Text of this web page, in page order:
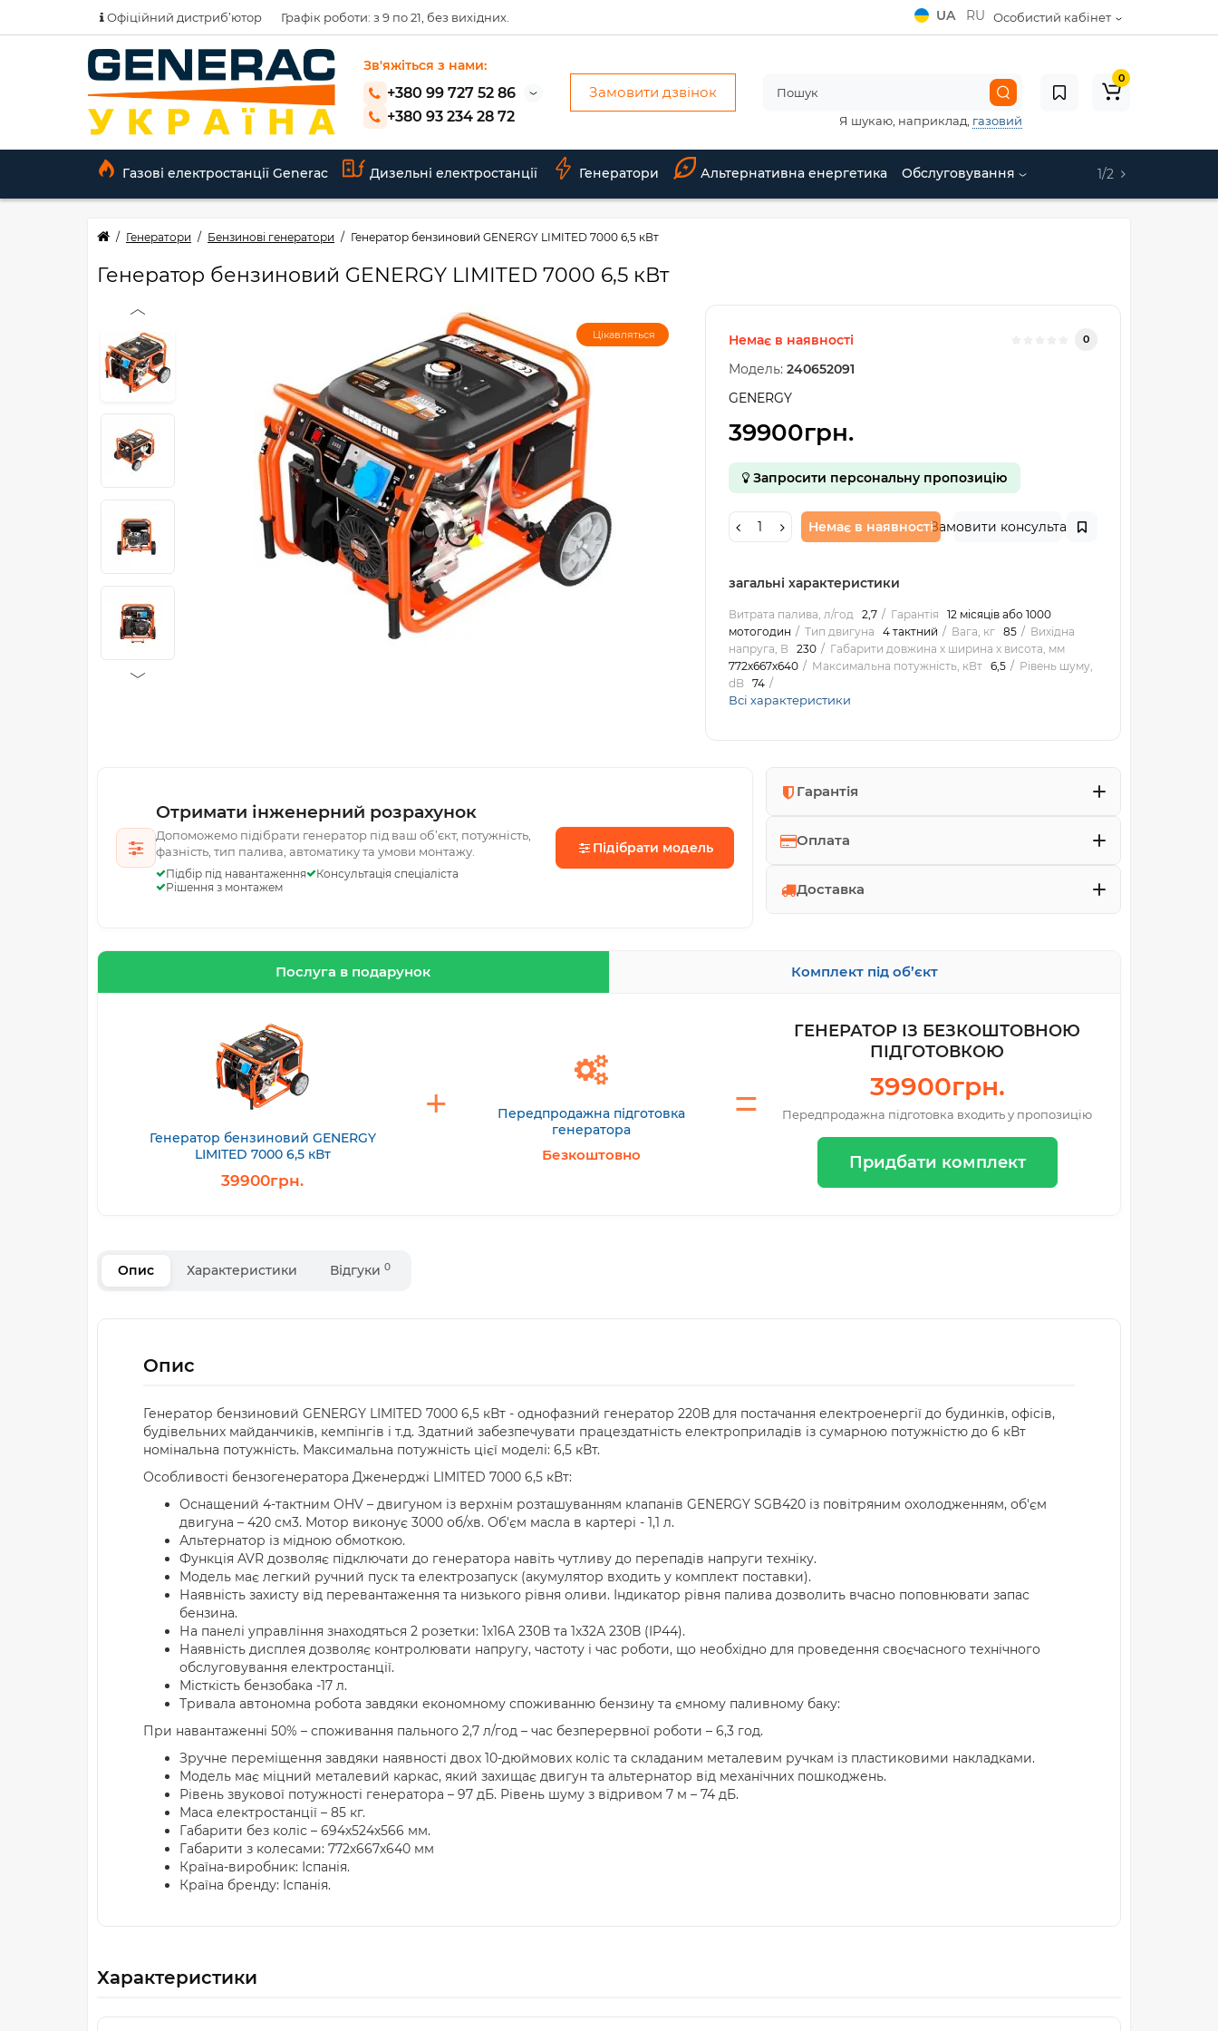
Офіційний дистриб’ютор Графік роботи: з 9 по 21, без вихідних. Особистий кабінет
UA RU
Зв'яжіться з нами:
+380 99 727 52 86
+380 93 234 28 72
Замовити дзвінок
Я шукаю, наприклад, газовий
0
Газові електростанції Generac Дизельні електростанції Генератори Альтернативна енергетика Обслуговування 1/2
Генератори Бензинові генератори Генератор бензиновий GENERGY LIMITED 7000 6,5 кВт
Генератор бензиновий GENERGY LIMITED 7000 6,5 кВт
Цікавляться Немає в наявності 0
Модель: 240652091
GENERGY
39900грн.
Запросити персональну пропозицію
Немає в наявностіЗамовити консультацію
загальні характеристики
Витрата палива, л/год 2,7 Гарантія
12 місяців або 1000
мотогодин
Тип двигуна 4 тактний Вага, кг 85
Вихідна
напруга, В
230
Габарити довжина х ширина х висота, мм
772х667х640
Максимальна потужність, кВт 6,5
Рівень шуму,
dB
74
Всі характеристики
Отримати інженерний розрахунок
Допоможемо підібрати генератор під ваш об’єкт, потужність,
фазність, тип палива, автоматику та умови монтажу.
Підбір під навантаження
Консультація спеціаліста
Рішення з монтажем
Підібрати модель
Гарантія
Оплата
Доставка
Послуга в подарунок Комплект під об’єкт
Генератор бензиновий GENERGY
LIMITED 7000 6,5 кВт
39900грн.
Передпродажна підготовка
генератора
Безкоштовно
ГЕНЕРАТОР ІЗ БЕЗКОШТОВНОЮ
ПІДГОТОВКОЮ
39900грн.
Передпродажна підготовка входить у пропозицію
Придбати комплект
Опис Характеристики Відгуки 0
Опис
Генератор бензиновий GENERGY LIMITED 7000 6,5 кВт - однофазний генератор 220В для постачання електроенергії до будинків, офісів,
будівельних майданчиків, кемпінгів і т.д. Здатний забезпечувати працездатність електроприладів із сумарною потужністю до 6 кВт
номінальна потужність. Максимальна потужність цієї моделі: 6,5 кВт.
Особливості бензогенератора Дженерджі LIMITED 7000 6,5 кВт:
Оснащений 4-тактним OHV – двигуном із верхнім розташуванням клапанів GENERGY SGB420 із повітряним охолодженням, об'єм
двигуна – 420 см3. Мотор виконує 3000 об/хв. Об'єм масла в картері - 1,1 л.
Альтернатор із мідною обмоткою.
Функція AVR дозволяє підключати до генератора навіть чутливу до перепадів напруги техніку.
Модель має легкий ручний пуск та електрозапуск (акумулятор входить у комплект поставки).
Наявність захисту від перевантаження та низького рівня оливи. Індикатор рівня палива дозволить вчасно поповнювати запас
бензина.
На панелі управління знаходяться 2 розетки: 1х16А 230В та 1х32А 230В (IP44).
Наявність дисплея дозволяє контролювати напругу, частоту і час роботи, що необхідно для проведення своєчасного технічного
обслуговування електростанції.
Місткість бензобака -17 л.
Тривала автономна робота завдяки економному споживанню бензину та ємному паливному баку:
При навантаженні 50% – споживання пального 2,7 л/год – час безперервної роботи – 6,3 год.
Зручне переміщення завдяки наявності двох 10-дюймових коліс та складаним металевим ручкам із пластиковими накладками.
Модель має міцний металевий каркас, який захищає двигун та альтернатор від механічних пошкоджень.
Рівень звукової потужності генератора – 97 дБ. Рівень шуму з відривом 7 м – 74 дБ.
Маса електростанції – 85 кг.
Габарити без коліс – 694х524х566 мм.
Габарити з колесами: 772х667х640 мм
Країна-виробник: Іспанія.
Країна бренду: Іспанія.
Характеристики